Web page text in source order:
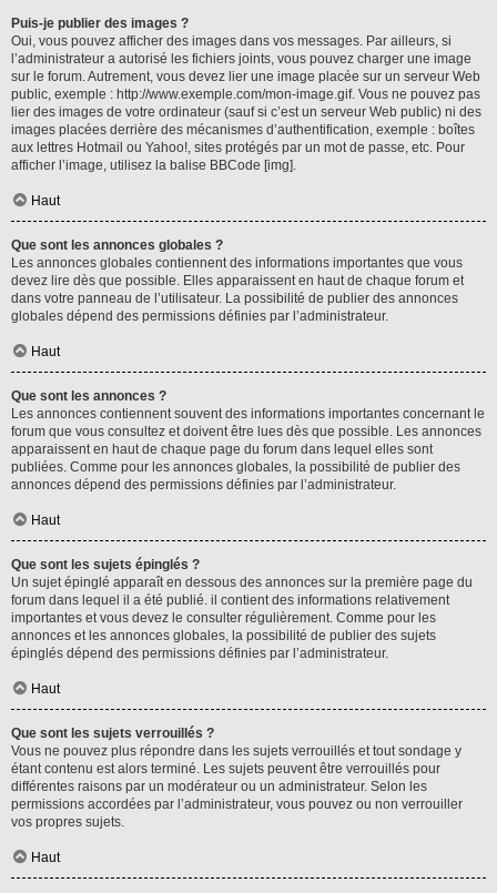
Puis-je publier des images ?
Oui, vous pouvez afficher des images dans vos messages. Par ailleurs, si
l’administrateur a autorisé les fichiers joints, vous pouvez charger une image
sur le forum. Autrement, vous devez lier une image placée sur un serveur Web
public, exemple : http://www.exemple.com/mon-image.gif. Vous ne pouvez pas
lier des images de votre ordinateur (sauf si c’est un serveur Web public) ni des
images placées derrière des mécanismes d’authentification, exemple : boîtes
aux lettres Hotmail ou Yahoo!, sites protégés par un mot de passe, etc. Pour
afficher l’image, utilisez la balise BBCode [img].
Haut
Que sont les annonces globales ?
Les annonces globales contiennent des informations importantes que vous
devez lire dès que possible. Elles apparaissent en haut de chaque forum et
dans votre panneau de l’utilisateur. La possibilité de publier des annonces
globales dépend des permissions définies par l’administrateur.
Haut
Que sont les annonces ?
Les annonces contiennent souvent des informations importantes concernant le
forum que vous consultez et doivent être lues dès que possible. Les annonces
apparaissent en haut de chaque page du forum dans lequel elles sont
publiées. Comme pour les annonces globales, la possibilité de publier des
annonces dépend des permissions définies par l’administrateur.
Haut
Que sont les sujets épinglés ?
Un sujet épinglé apparaît en dessous des annonces sur la première page du
forum dans lequel il a été publié. il contient des informations relativement
importantes et vous devez le consulter régulièrement. Comme pour les
annonces et les annonces globales, la possibilité de publier des sujets
épinglés dépend des permissions définies par l’administrateur.
Haut
Que sont les sujets verrouillés ?
Vous ne pouvez plus répondre dans les sujets verrouillés et tout sondage y
étant contenu est alors terminé. Les sujets peuvent être verrouillés pour
différentes raisons par un modérateur ou un administrateur. Selon les
permissions accordées par l’administrateur, vous pouvez ou non verrouiller
vos propres sujets.
Haut